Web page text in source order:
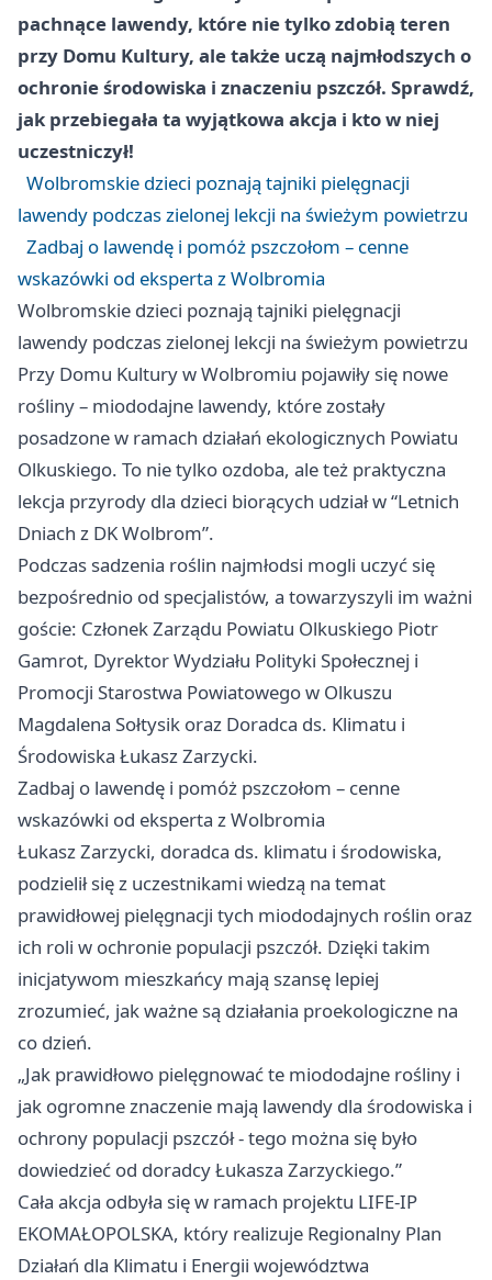
pachnące lawendy, które nie tylko zdobią teren
przy Domu Kultury, ale także uczą najmłodszych o
ochronie środowiska i znaczeniu pszczół. Sprawdź,
jak przebiegała ta wyjątkowa akcja i kto w niej
uczestniczył!
Wolbromskie dzieci poznają tajniki pielęgnacji
lawendy podczas zielonej lekcji na świeżym powietrzu
Zadbaj o lawendę i pomóż pszczołom – cenne
wskazówki od eksperta z Wolbromia
Wolbromskie dzieci poznają tajniki pielęgnacji
lawendy podczas zielonej lekcji na świeżym powietrzu
Przy Domu Kultury w Wolbromiu pojawiły się nowe
rośliny – miododajne lawendy, które zostały
posadzone w ramach działań ekologicznych Powiatu
Olkuskiego. To nie tylko ozdoba, ale też praktyczna
lekcja przyrody dla dzieci biorących udział w “Letnich
Dniach z DK Wolbrom”.
Podczas sadzenia roślin najmłodsi mogli uczyć się
bezpośrednio od specjalistów, a towarzyszyli im ważni
goście: Członek Zarządu Powiatu Olkuskiego Piotr
Gamrot, Dyrektor Wydziału Polityki Społecznej i
Promocji Starostwa Powiatowego w Olkuszu
Magdalena Sołtysik oraz Doradca ds. Klimatu i
Środowiska Łukasz Zarzycki.
Zadbaj o lawendę i pomóż pszczołom – cenne
wskazówki od eksperta z Wolbromia
Łukasz Zarzycki, doradca ds. klimatu i środowiska,
podzielił się z uczestnikami wiedzą na temat
prawidłowej pielęgnacji tych miododajnych roślin oraz
ich roli w ochronie populacji pszczół. Dzięki takim
inicjatywom mieszkańcy mają szansę lepiej
zrozumieć, jak ważne są działania proekologiczne na
co dzień.
„Jak prawidłowo pielęgnować te miododajne rośliny i
jak ogromne znaczenie mają lawendy dla środowiska i
ochrony populacji pszczół - tego można się było
dowiedzieć od doradcy Łukasza Zarzyckiego.”
Cała akcja odbyła się w ramach projektu LIFE-IP
EKOMAŁOPOLSKA, który realizuje Regionalny Plan
Działań dla Klimatu i Energii województwa